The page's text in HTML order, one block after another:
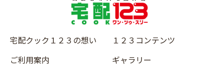
宅配クック１２３の想い
ご利用案内
１２３コンテンツ
ギャラリー